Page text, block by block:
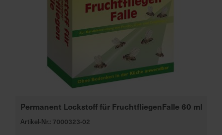
Permanent Lockstoff für FruchtfliegenFalle 60 ml
Artikel-Nr.: 7000323-02